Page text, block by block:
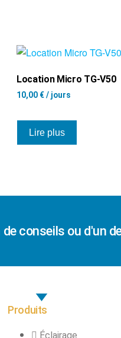
Location Micro TG-V50
10,00 €/ jours
Lire plus
de conseils ou d'un
Produits
Éclairage